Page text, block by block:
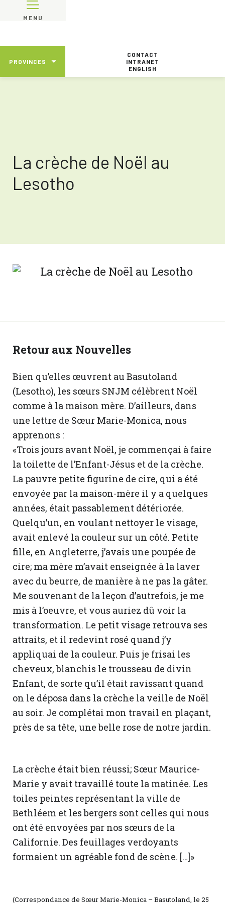
MENU
PROVINCES
CONTACT
INTRANET
ENGLISH
La crèche de Noël au
Lesotho
Retour aux Nouvelles
Bien qu’elles œuvrent au Basutoland
(Lesotho), les sœurs SNJM célèbrent Noël
comme à la maison mère. D’ailleurs, dans
une lettre de Sœur Marie-Monica, nous
apprenons :
«Trois jours avant Noël, je commençai à faire
la toilette de l’Enfant-Jésus et de la crèche.
La pauvre petite figurine de cire, qui a été
envoyée par la maison-mère il y a quelques
années, était passablement détériorée.
Quelqu’un, en voulant nettoyer le visage,
avait enlevé la couleur sur un côté. Petite
fille, en Angleterre, j’avais une poupée de
cire; ma mère m’avait enseignée à la laver
avec du beurre, de manière à ne pas la gâter.
Me souvenant de la leçon d’autrefois, je me
mis à l’oeuvre, et vous auriez dû voir la
transformation. Le petit visage retrouva ses
attraits, et il redevint rosé quand j’y
appliquai de la couleur. Puis je frisai les
cheveux, blanchis le trousseau de divin
Enfant, de sorte qu’il était ravissant quand
on le déposa dans la crèche la veille de Noël
au soir. Je complétai mon travail en plaçant,
près de sa tête, une belle rose de notre jardin.
La crèche était bien réussi; Sœur Maurice-
Marie y avait travaillé toute la matinée. Les
toiles peintes représentant la ville de
Bethléem et les bergers sont celles qui nous
ont été envoyées par nos sœurs de la
Californie. Des feuillages verdoyants
formaient un agréable fond de scène. […]»
(Correspondance de Sœur Marie-Monica – Basutoland, le 25